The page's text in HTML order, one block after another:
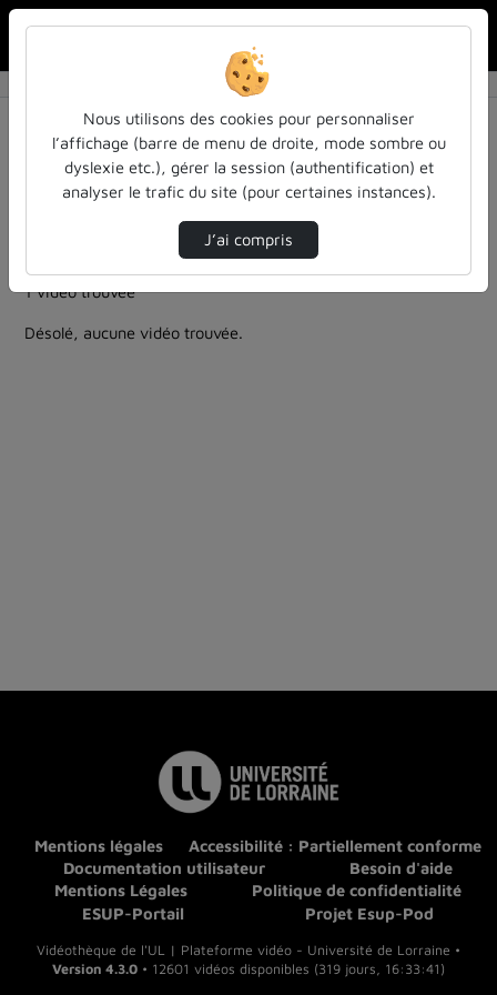
Résultats de la recherche
Filtres actifs (cliquer pour en retirer) :
entendu-des-confs-a-ecouter
colloques-et-conferences
Allemand
entendu-des-confs-a-ecouter
1 vidéo trouvée
Désolé, aucune vidéo trouvée.
Mentions légales
Accessibilité : Partiellement conforme
Documentation utilisateur
Besoin d'aide
Mentions Légales
Politique de confidentialité
ESUP-Portail
Projet Esup-Pod
Vidéothèque de l'UL | Plateforme vidéo - Université de Lorraine •
Version 4.3.0 • 12601 vidéos disponibles (319 jours, 16:33:41)
Nous utilisons des cookies pour personnaliser
l’affichage (barre de menu de droite, mode sombre ou
dyslexie etc.), gérer la session (authentification) et
analyser le trafic du site (pour certaines instances).
J’ai compris